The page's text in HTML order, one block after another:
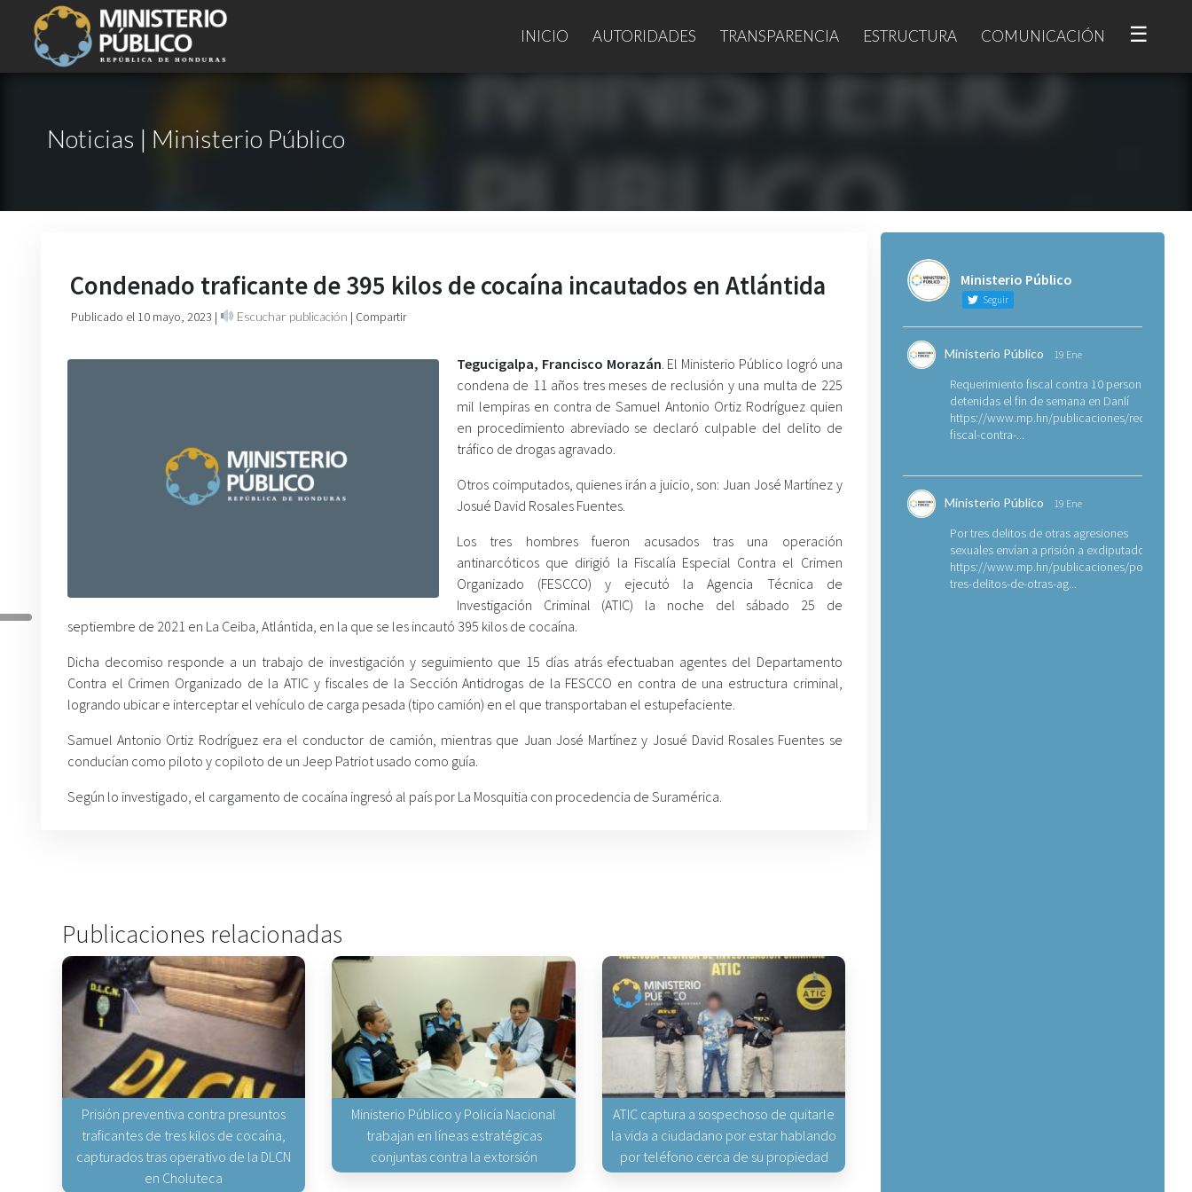
INICIO AUTORIDADES TRANSPARENCIA ESTRUCTURA COMUNICACIÓN ☰
Noticias | Ministerio Público
Condenado traficante de 395 kilos de cocaína incautados en Atlántida
Publicado el 10 mayo, 2023 | Escuchar publicación | Compartir
Tegucigalpa, Francisco Morazán. El Ministerio Público logró una
condena de 11 años tres meses de reclusión y una multa de 225
mil lempiras en contra de Samuel Antonio Ortiz Rodríguez quien
en procedimiento abreviado se declaró culpable del delito de
tráfico de drogas agravado.
Otros coimputados, quienes irán a juicio, son: Juan José Martínez y
Josué David Rosales Fuentes.
Los tres hombres fueron acusados tras una operación
antinarcóticos que dirigió la Fiscalía Especial Contra el Crimen
Organizado (FESCCO) y ejecutó la Agencia Técnica de
Investigación Criminal (ATIC) la noche del sábado 25 de
septiembre de 2021 en La Ceiba, Atlántida, en la que se les incautó 395 kilos de cocaína.
Dicha decomiso responde a un trabajo de investigación y seguimiento que 15 días atrás efectuaban agentes del Departamento
Contra el Crimen Organizado de la ATIC y fiscales de la Sección Antidrogas de la FESCCO en contra de una estructura criminal,
logrando ubicar e interceptar el vehículo de carga pesada (tipo camión) en el que transportaban el estupefaciente.
Samuel Antonio Ortiz Rodríguez era el conductor de camión, mientras que Juan José Martínez y Josué David Rosales Fuentes se
conducían como piloto y copiloto de un Jeep Patriot usado como guía.
Según lo investigado, el cargamento de cocaína ingresó al país por La Mosquitia con procedencia de Suramérica.
Publicaciones relacionadas
Prisión preventiva contra presuntos
traficantes de tres kilos de cocaína,
capturados tras operativo de la DLCN
en Choluteca
Ministerio Público y Policía Nacional
trabajan en líneas estratégicas
conjuntas contra la extorsión
ATIC captura a sospechoso de quitarle
la vida a ciudadano por estar hablando
por teléfono cerca de su propiedad
Ministerio Público
Seguir
Ministerio Público 19 Ene
Requerimiento fiscal contra 10 personas
detenidas el fin de semana en Danlí
https://www.mp.hn/publicaciones/
fiscal-contra-...
Ministerio Público 19 Ene
Por tres delitos de otras agresiones
sexuales envían a prisión a exdiputado
https://www.mp.hn/publicaciones/por-
tres-delitos-de-otras-ag...